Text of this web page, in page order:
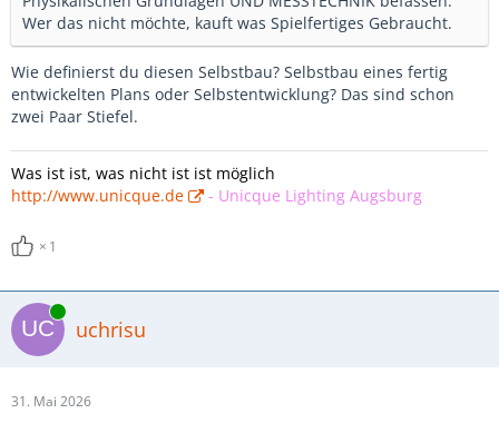
Wer das nicht möchte, kauft was Spielfertiges Gebraucht.
Wie definierst du diesen Selbstbau? Selbstbau eines fertig
entwickelten Plans oder Selbstentwicklung? Das sind schon
zwei Paar Stiefel.
Was ist ist, was nicht ist ist möglich
http://www.unicque.de
- Unicque Lighting Augsburg
1
Online
uchrisu
31. Mai 2026